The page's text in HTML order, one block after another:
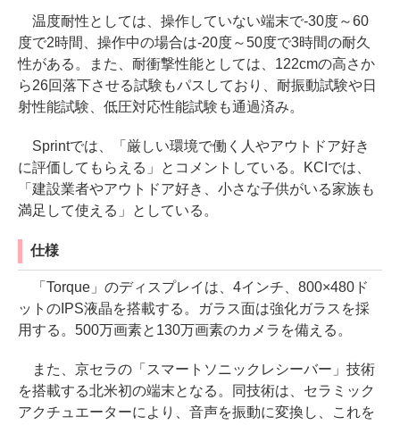
温度耐性としては、操作していない端末で-30度～60
度で2時間、操作中の場合は-20度～50度で3時間の耐久
性がある。また、耐衝撃性能としては、122cmの高さか
ら26回落下させる試験もパスしており、耐振動試験や日
射性能試験、低圧対応性能試験も通過済み。
Sprintでは、「厳しい環境で働く人やアウトドア好き
に評価してもらえる」とコメントしている。KCIでは、
「建設業者やアウトドア好き、小さな子供がいる家族も
満足して使える」としている。
仕様
「Torque」のディスプレイは、4インチ、800×480ド
ットのIPS液晶を搭載する。ガラス面は強化ガラスを採
用する。500万画素と130万画素のカメラを備える。
また、京セラの「スマートソニックレシーバー」技術
を搭載する北米初の端末となる。同技術は、セラミック
アクチュエーターにより、音声を振動に変換し、これを